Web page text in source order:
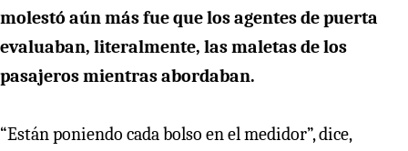
molestó aún más fue que los agentes de puerta
evaluaban, literalmente, las maletas de los
pasajeros mientras abordaban.
“Están poniendo cada bolso en el medidor”, dice,